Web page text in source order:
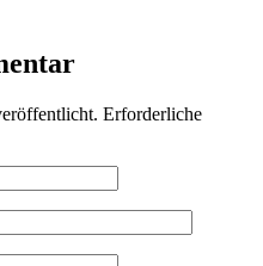
Erforderliche